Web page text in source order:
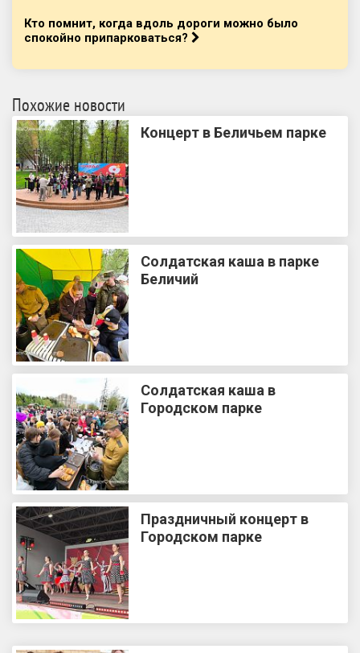
Кто помнит, когда вдоль дороги можно было
спокойно припарковаться?
Похожие новости
Концерт в Беличьем парке
Солдатская каша в парке
Беличий
Солдатская каша в
Городском парке
Праздничный концерт в
Городском парке